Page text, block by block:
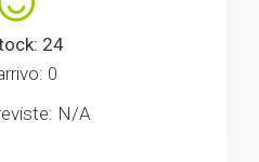
24
0
N/A